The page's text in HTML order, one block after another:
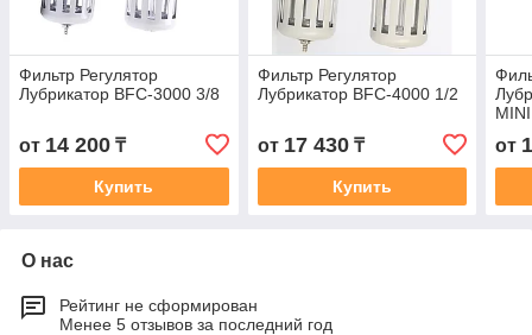
Фильтр Регулятор
Лубрикатор BFC-3000 3/8
от 14 200 ₸
Купить
Фильтр Регулятор
Лубрикатор BFC-4000 1/2
от 17 430₸
Купить
MINI
от
О нас
Рейтинг не сформирован
Менее 5 отзывов за последний год